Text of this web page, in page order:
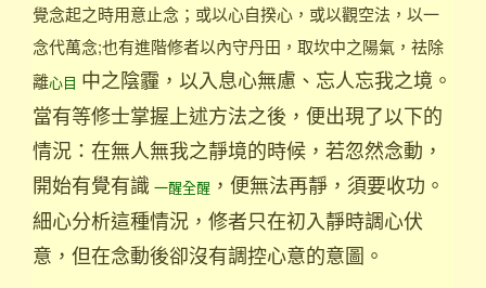
覺念起之時用意止念；或以心自揆心，或以觀空法，以一
念代萬念;也有進階修者以內守丹田，取坎中之陽氣，祛除
離心目 中之陰霾，以入息心無慮、忘人忘我之境。
當有等修士掌握上述方法之後，便出現了以下的
情況：在無人無我之靜境的時候，若忽然念動，
開始有覺有識 一醒全醒 ，便無法再靜，須要收功。
細心分析這種情況，修者只在初入靜時調心伏
意，但在念動後卻沒有調控心意的意圖。